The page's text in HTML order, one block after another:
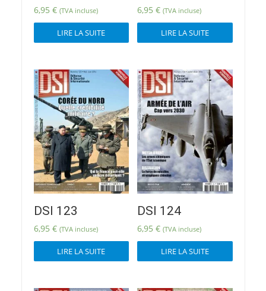
6,95 € (TVA incluse)
LIRE LA SUITE
6,95 € (TVA incluse)
LIRE LA SUITE
DSI 123
6,95 € (TVA incluse)
LIRE LA SUITE
DSI 124
6,95 € (TVA incluse)
LIRE LA SUITE